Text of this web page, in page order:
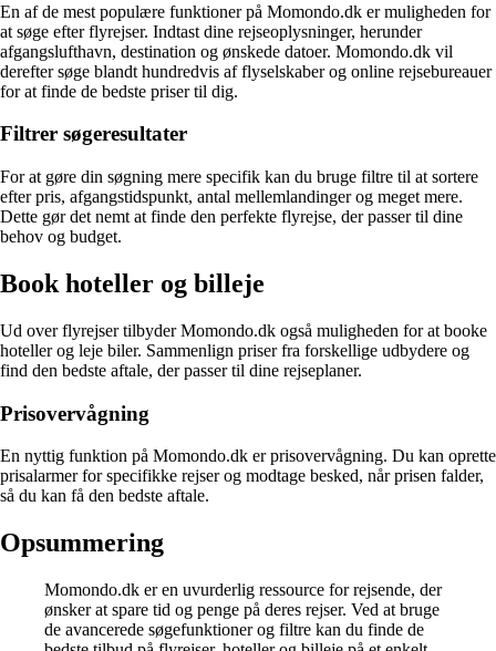
En af de mest populære funktioner på Momondo.dk er muligheden for
at søge efter flyrejser. Indtast dine rejseoplysninger, herunder
afgangslufthavn, destination og ønskede datoer. Momondo.dk vil
derefter søge blandt hundredvis af flyselskaber og online rejsebureauer
for at finde de bedste priser til dig.
Filtrer søgeresultater
For at gøre din søgning mere specifik kan du bruge filtre til at sortere
efter pris, afgangstidspunkt, antal mellemlandinger og meget mere.
Dette gør det nemt at finde den perfekte flyrejse, der passer til dine
behov og budget.
Book hoteller og billeje
Ud over flyrejser tilbyder Momondo.dk også muligheden for at booke
hoteller og leje biler. Sammenlign priser fra forskellige udbydere og
find den bedste aftale, der passer til dine rejseplaner.
Prisovervågning
En nyttig funktion på Momondo.dk er prisovervågning. Du kan oprette
prisalarmer for specifikke rejser og modtage besked, når prisen falder,
så du kan få den bedste aftale.
Opsummering
Momondo.dk er en uvurderlig ressource for rejsende, der
ønsker at spare tid og penge på deres rejser. Ved at bruge
de avancerede søgefunktioner og filtre kan du finde de